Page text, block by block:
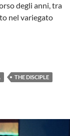
degli anni, tra
nel variegato
THE DISCIPLE